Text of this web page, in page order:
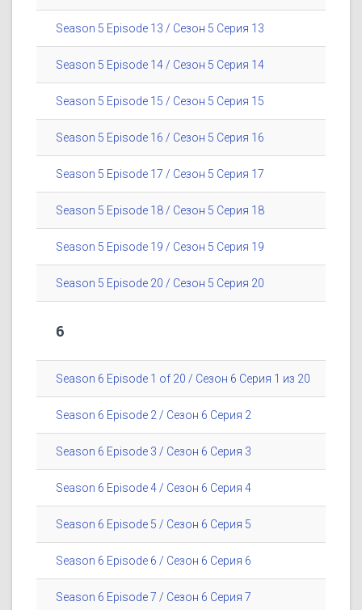
Season 5 Episode 13 / Сезон 5 Серия 13
Season 5 Episode 14 / Сезон 5 Серия 14
Season 5 Episode 15 / Сезон 5 Серия 15
Season 5 Episode 16 / Сезон 5 Серия 16
Season 5 Episode 17 / Сезон 5 Серия 17
Season 5 Episode 18 / Сезон 5 Серия 18
Season 5 Episode 19 / Сезон 5 Серия 19
Season 5 Episode 20 / Сезон 5 Серия 20
6
Season 6 Episode 1 of 20 / Сезон 6 Серия 1 из 20
Season 6 Episode 2 / Сезон 6 Серия 2
Season 6 Episode 3 / Сезон 6 Серия 3
Season 6 Episode 4 / Сезон 6 Серия 4
Season 6 Episode 5 / Сезон 6 Серия 5
Season 6 Episode 6 / Сезон 6 Серия 6
Season 6 Episode 7 / Сезон 6 Серия 7